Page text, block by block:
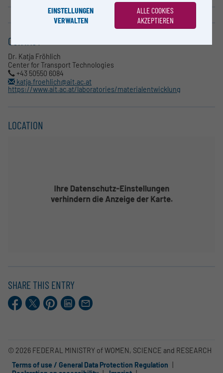
CONTACT
Dr. Katja Fröhlich
Center for Transport Technologies
+43 50550 6084
katja.froehlich@ait.ac.at
https://www.ait.ac.at/laboratories/materialentwicklung
LOCATION
SHARE THIS ENTRY
Facebook
X.comPinterestLinkedIn
E-
Mail
© 2026 FEDERAL MINISTRY of WOMEN, SCIENCE and RESEARCH
Terms of use / General Data Protection Regulation
EINSTELLUNGEN
VERWALTEN
ALLE COOKIES
AKZEPTIEREN